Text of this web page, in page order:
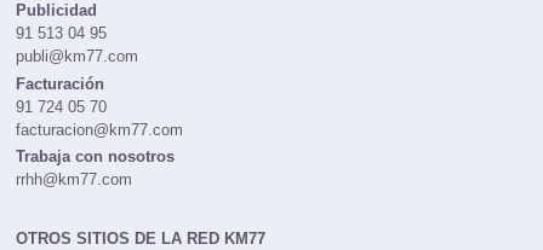
Publicidad
91 513 04 95
publi@km77.com
Facturación
91 724 05 70
facturacion@km77.com
Trabaja con nosotros
rrhh@km77.com
OTROS SITIOS DE LA RED KM77